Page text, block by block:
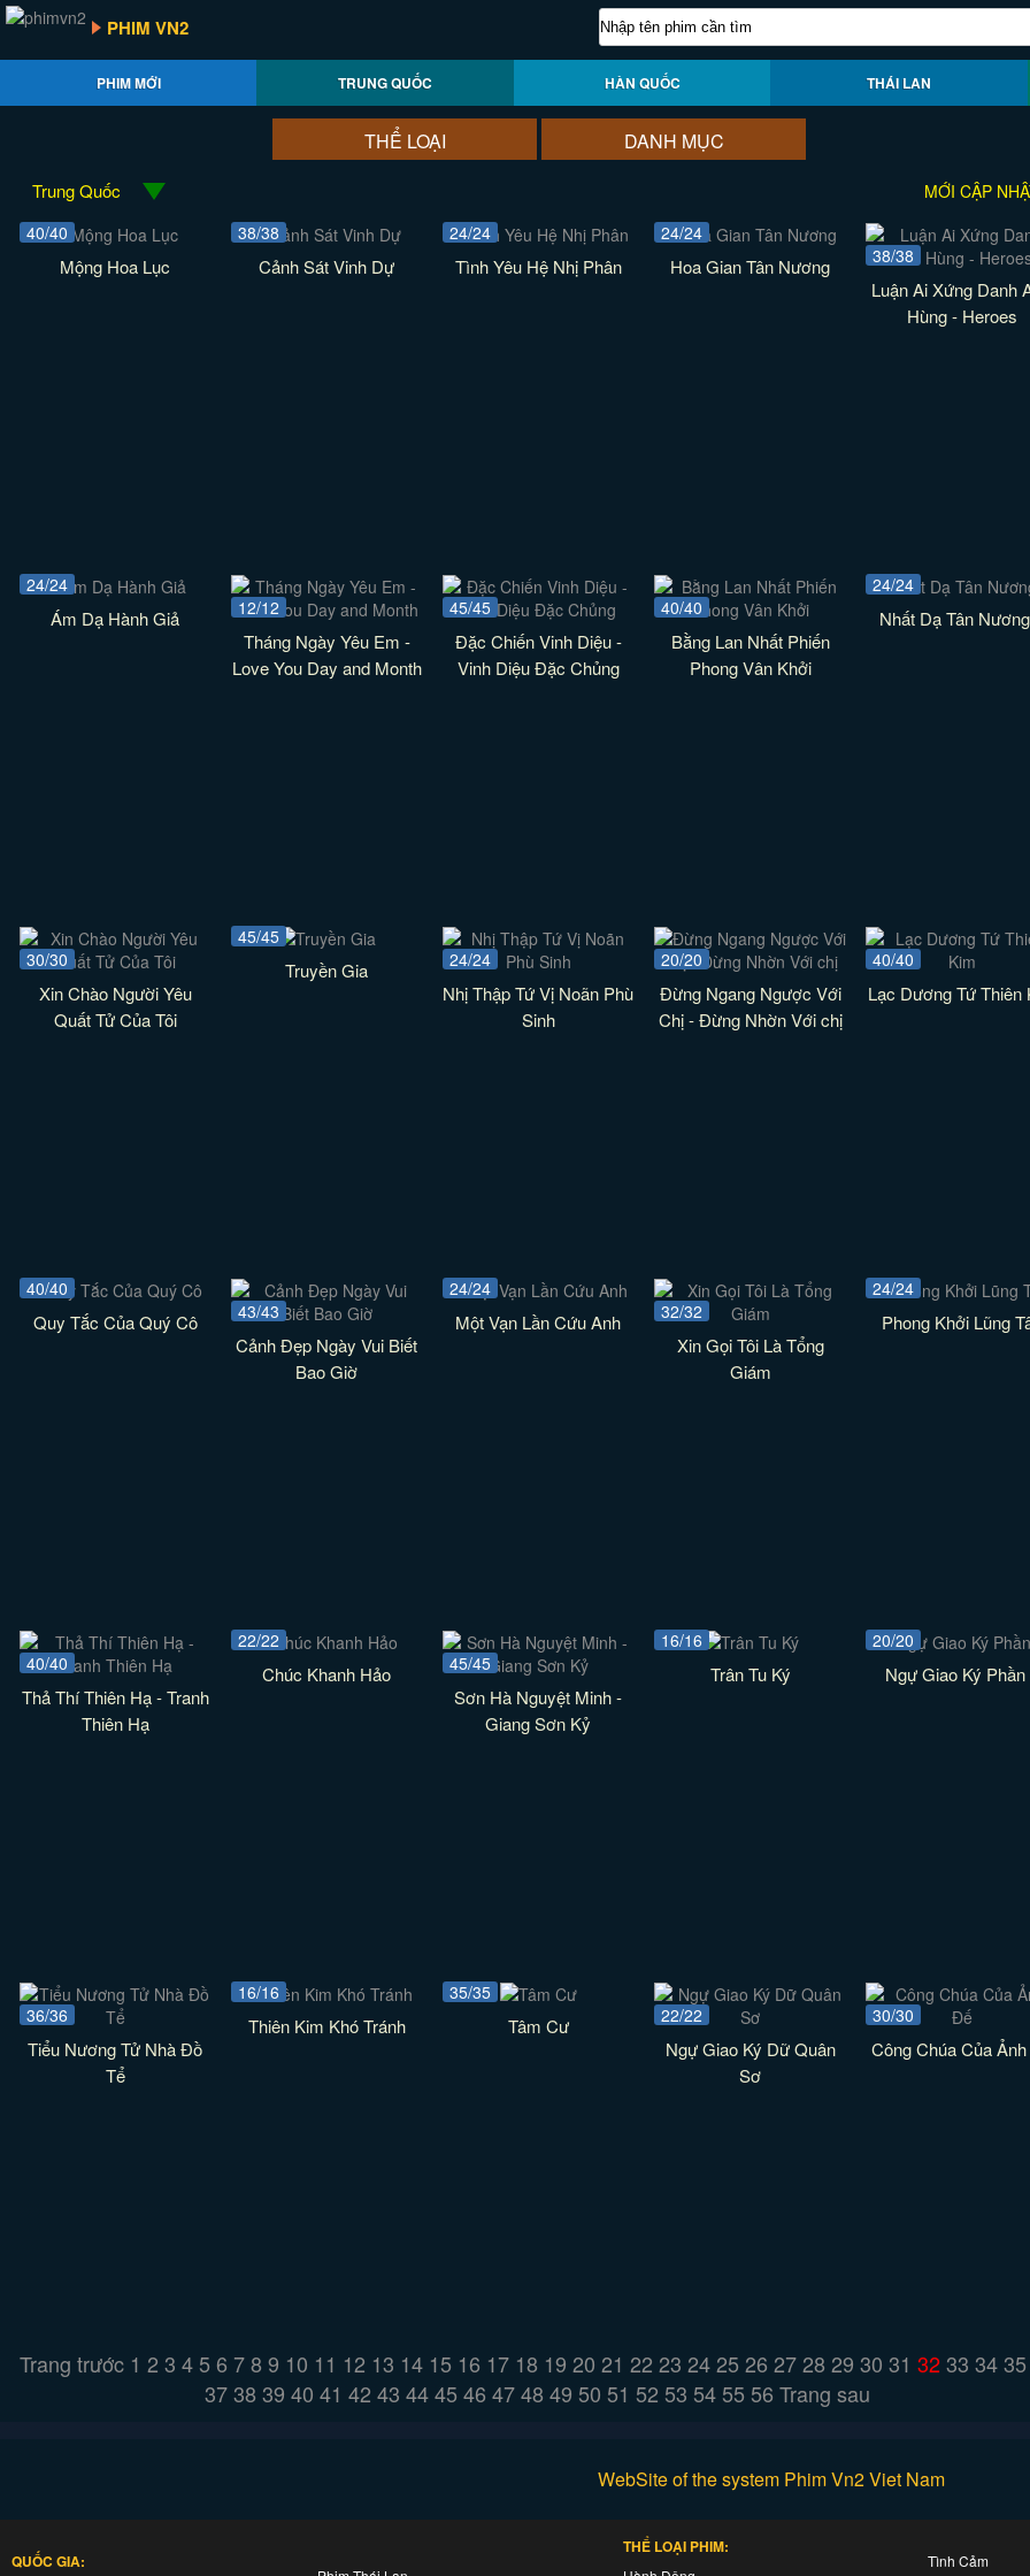
PHIM VN2
PHIM MỚI TRUNG QUỐC HÀN QUỐC THÁI LAN
THỂ LOẠI DANH MỤC
Trung Quốc
MỚI CẬP
40/40
Mộng Hoa Lục
38/38
Cảnh Sát Vinh Dự
24/24
Tình Yêu Hệ Nhị Phân
24/24
Hoa Gian Tân Nương 38/38
Luận Ai Xứng Danh
Hùng - Heroes
24/24
Ám Dạ Hành Giả 12/12
Tháng Ngày Yêu Em -
Love You Day and Month
45/45
Đặc Chiến Vinh Diệu -
Vinh Diệu Đặc Chủng
40/40
Bằng Lan Nhất Phiến
Phong Vân Khởi
24/24
Nhất Dạ Tân
30/30
Xin Chào Người Yêu
Quất Tử Của Tôi
45/45
Truyền Gia 24/24
Nhị Thập Tứ Vị Noãn Phù
Sinh
20/20
Đừng Ngang Ngược Với
Chị - Đừng Nhờn Với chị
40/40
Lạc Dương Tứ Thiên
40/40
Quy Tắc Của Quý Cô 43/43
Cảnh Đẹp Ngày Vui Biết
Bao Giờ
24/24
Một Vạn Lần Cứu Anh 32/32
Xin Gọi Tôi Là Tổng
Giám
24/24
Phong Khởi Lũng
40/40
Thả Thí Thiên Hạ - Tranh
Thiên Hạ
22/22
Chúc Khanh Hảo 45/45
Sơn Hà Nguyệt Minh -
Giang Sơn Kỷ
16/16
Trân Tu Ký
20/20
Ngự Giao Ký Phần
36/36
Tiểu Nương Tử Nhà Đồ
Tể
16/16
Thiên Kim Khó Tránh
35/35
Tâm Cư 22/22
Ngự Giao Ký Dữ Quân
Sơ
30/30
Công Chúa Của
Trang trước 1 2 3 4 5 6 7 8 9 10 11 12 13 14 15 16 17 18 19 20 21 22 23 24 25 26 27 28 29 30 31 32 33 34 35
37 38 39 40 41 42 43 44 45 46 47 48 49 50 51 52 53 54 55 56 Trang sau
WebSite of the system Phim Vn2 Viet Nam
QUỐC GIA:
THỂ LOẠI PHIM:
Tình Cảm